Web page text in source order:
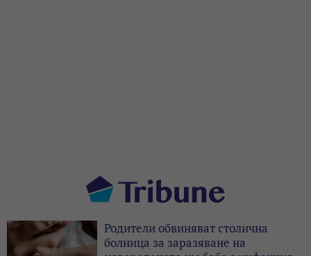
Родители обвиняват столична
болница за заразяване на